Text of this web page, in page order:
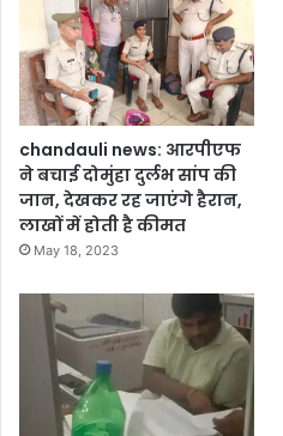
chandauli news: आरपीएफ
ने बचाई दोमुंहा दुर्लभ सांप की
जान, देखकर रह जाएंगे हैरान,
लाखों में होती है कीमत
May 18, 2023